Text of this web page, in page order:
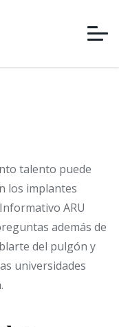
talento puede
los implantes
ARU
además de
del pulgón y
universidades